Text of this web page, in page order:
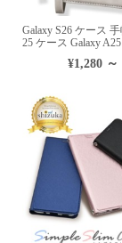
Galaxy S26 ケース
25 ケース Galaxy A25
¥1,280 ～